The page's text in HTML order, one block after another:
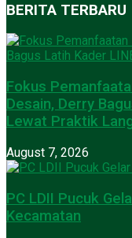
BERITA TERBARU
Fokus
Desain, Derry
Lewat Praktik
August 7, 2026
PC LDII Pucuk
Kecamatan